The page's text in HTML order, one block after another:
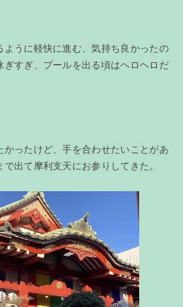
ように軽快に進む、気持ち良かったの
ぎすぎ、プールを出る頃はヘロヘロだ
かったけど、手を合わせたいことがあ
で出て摩利支天にお参りしてきた。